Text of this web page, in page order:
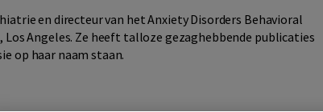
en directeur van het Anxiety Disorders Behavioral
Angeles. Ze heeft talloze gezaghebbende publicaties
op haar naam staan.